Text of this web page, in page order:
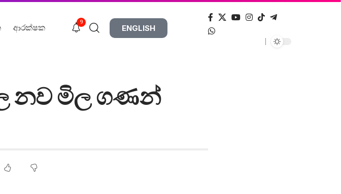
ආරක්ෂක
9
ENGLISH
නව මිල ගණන්